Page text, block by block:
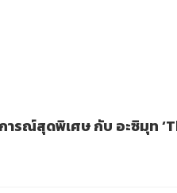
รณ์สุดพิเศษ กับ อะซิมุท